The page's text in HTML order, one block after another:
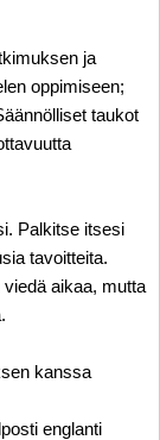
ja
oppimiseen;
taukot
Palkitse itsesi
tavoitteita.
aikaa, mutta
kanssa
englanti